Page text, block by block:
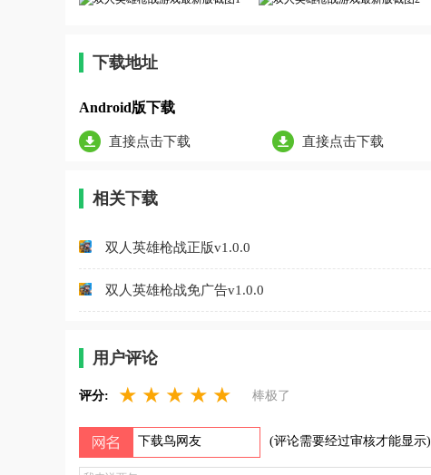
下载地址
Android版下载
直接点击下载 直接点击下载
相关下载
双人英雄枪战正版v1.0.0
双人英雄枪战免广告v1.0.0
用户评论
评分: ★ ★ ★ ★ ★ 棒极了
(评论需要经过审核才能显示)